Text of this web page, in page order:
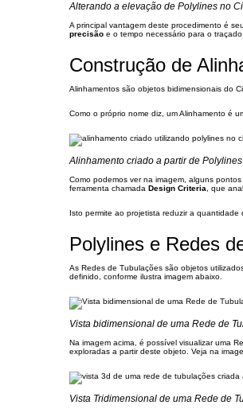
Alterando a elevação de Polylines no
A principal vantagem deste procedimento é seu
precisão e o tempo necessário para o
Construção de
Alinhamentos são objetos bidimensionais do
Como o próprio nome diz, um Alinhamento é
Alinhamento criado a partir de
Como podemos ver na imagem, alguns
ferramenta chamada Design Criteria , que
Isto permite ao projetista reduzir a
Polylines e Redes
As Redes de Tubulações são objetos
definido, conforme ilustra imagem abaixo.
Vista bidimensional de uma Rede de
Na imagem acima, é possível visualizar uma
exploradas a partir deste objeto. Veja na
Vista Tridimensional de uma Rede de